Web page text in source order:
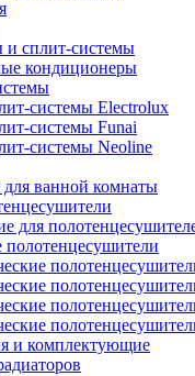
сплит-системы
кондиционеры
системы Electrolux
системы Funai
системы Neoline
ванной комнаты
для
полотенцесушители
и комплектующие